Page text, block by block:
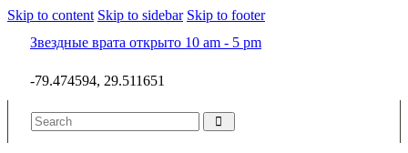
Skip to content Skip to sidebar Skip to footer
Звездные врата открыто 10 am - 5 pm
-79.474594, 29.511651